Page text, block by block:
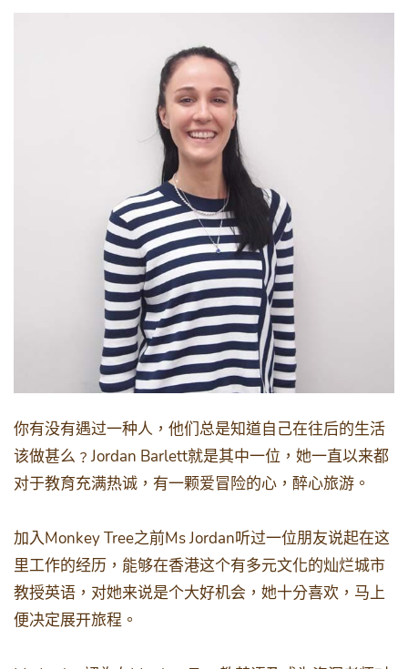
你有没有遇过一种人，他们总是知道自己在往后的生活
该做甚么﹖Jordan Barlett就是其中一位，她一直以来都
对于教育充满热诚，有一颗爱冒险的心，醉心旅游。
加入Monkey Tree之前Ms Jordan听过一位朋友说起在这
里工作的经历，能够在香港这个有多元文化的灿烂城市
教授英语，对她来说是个大好机会，她十分喜欢，马上
便决定展开旅程。